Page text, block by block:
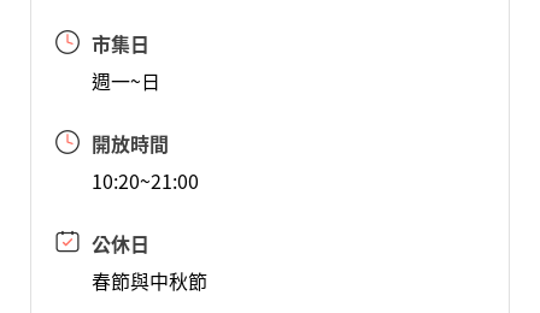
市集日
週一~日
開放時間
10:20~21:00
公休日
春節與中秋節